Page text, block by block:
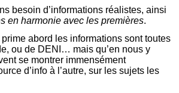
besoin d’informations réalistes, ainsi
en harmonie avec les premières.
prime abord les informations sont toutes
ou de DENI… mais qu’en nous y
se montrer immensément
d’info à l’autre, sur les sujets les